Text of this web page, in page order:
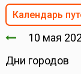
Календарь
10 мая
Дни городов